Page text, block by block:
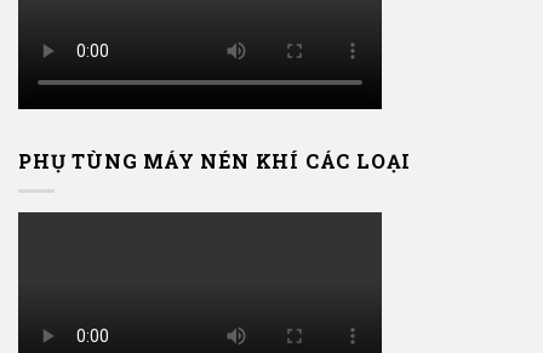
PHỤ TÙNG MÁY NÉN KHÍ CÁC LOẠI